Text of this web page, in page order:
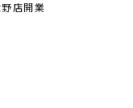
店開業